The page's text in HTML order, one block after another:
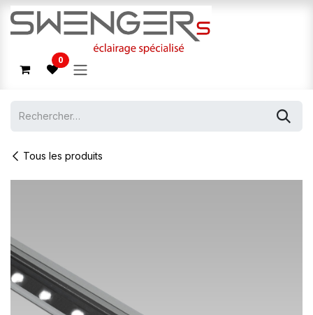
Se rendre au contenu
0
Tous les produits